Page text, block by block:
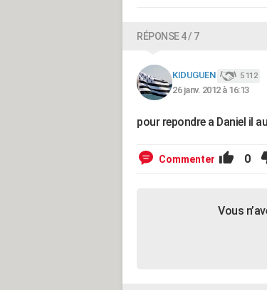
RÉPONSE 4 / 7
KIDUGUEN 5 112
26 janv. 2012 à 16:13
pour repondre a Daniel il
Commenter 0
Vous